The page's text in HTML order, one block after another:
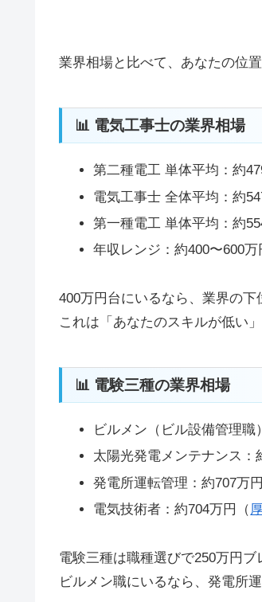
業界相場と比べて、あなたの位
📊 電気工事士の業界相場
第二種電工 単体平均：約
電気工事士 全体平均：約
第一種電工 単体平均：約
年収レンジ：約400〜600
400万円台にいるなら、業界の下
これは「あなたのスキルが低い
📊 電験三種の業界相場
ビルメン（ビル設備管理職
太陽光発電メンテナンス：
発電所運転管理：約707万
電気技術者：約704万円（
電験三種は職種選びで250万円ブ
ビルメン職にいるなら、発電所